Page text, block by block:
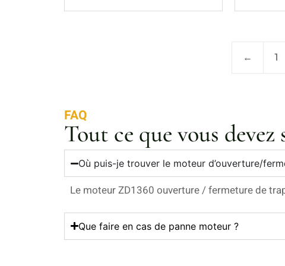
← 1
FAQ
Tout ce que vous devez
Où puis-je trouver le moteur d’ouverture/
Le moteur ZD1360 ouverture / fermeture de
Que faire en cas de panne moteur ?